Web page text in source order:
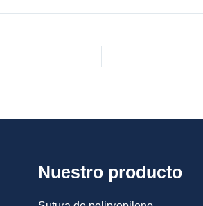
Nuestro producto